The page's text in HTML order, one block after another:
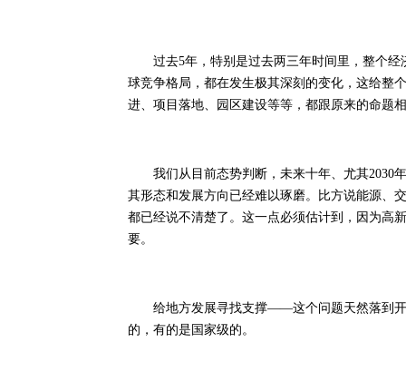
过去5年，特别是过去两三年时间里，整个经
球竞争格局，都在发生极其深刻的变化，这给整
进、项目落地、园区建设等等，都跟原来的命题
我们从目前态势判断，未来十年、尤其2030
其形态和发展方向已经难以琢磨。比方说能源、
都已经说不清楚了。这一点必须估计到，因为高
要。
给地方发展寻找支撑——这个问题天然落到开
的，有的是国家级的。